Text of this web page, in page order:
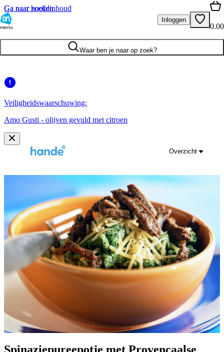
Ga naar hoofdinhoud
Ga naar zoeken
menu
Inloggen
0.00
Waar ben je naar op zoek?
Veiligheidswaarschuwing:
Amo Gusti - olijven gevuld met citroen
Overzicht